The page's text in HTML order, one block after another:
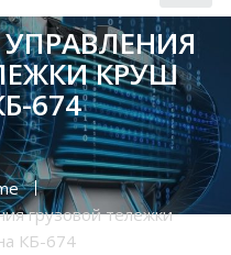
КРУШ
674
грузовой тележки
КБ-674